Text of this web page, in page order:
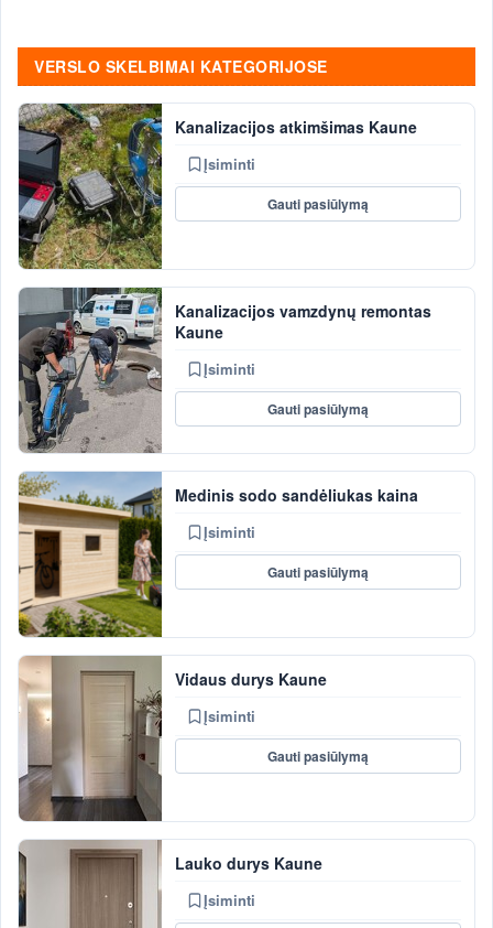
VERSLO SKELBIMAI KATEGORIJOSE
Kanalizacijos atkimšimas Kaune
Įsiminti
Gauti pasiūlymą
Kanalizacijos vamzdynų remontas
Kaune
Įsiminti
Gauti pasiūlymą
Medinis sodo sandėliukas kaina
Įsiminti
Gauti pasiūlymą
Vidaus durys Kaune
Įsiminti
Gauti pasiūlymą
Lauko durys Kaune
Įsiminti